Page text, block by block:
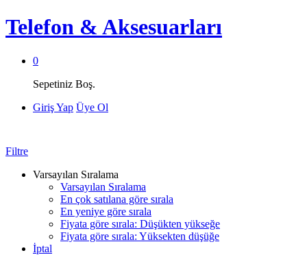
Telefon & Aksesuarları
0
Sepetiniz Boş.
Giriş Yap Üye Ol
Filtre
Varsayılan Sıralama
Varsayılan Sıralama
En çok satılana göre sırala
En yeniye göre sırala
Fiyata göre sırala: Düşükten yükseğe
Fiyata göre sırala: Yüksekten düşüğe
İptal